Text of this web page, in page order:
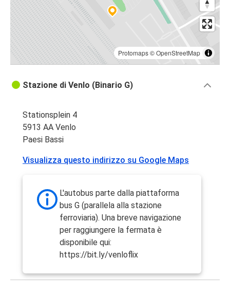
Protomaps©OpenStreetMap
Stazione di Venlo (Binario G)
Stationsplein 4
5913 AA Venlo
Paesi Bassi
Visualizza questo indirizzo su Google Maps
L'autobus parte dalla piattaforma
bus G (parallela alla stazione
ferroviaria). Una breve navigazione
per raggiungere la fermata è
disponibile qui:
https://bit.ly/venloflix